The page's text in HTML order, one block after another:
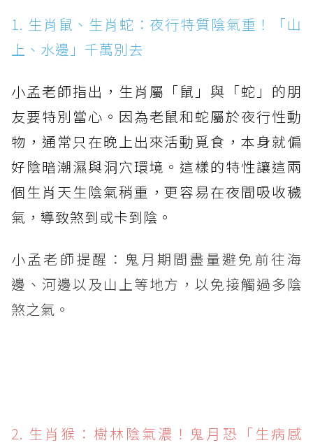
1. 生肖鼠、生肖蛇：夜行特質陰氣重！「山
上、水邊」千萬別去
小孟老師指出，生肖屬「鼠」與「蛇」的朋
友要特別當心。因為老鼠和蛇屬於夜行性動
物，通常只在晚上出來活動覓食，本身就偏
好陰暗潮濕與洞穴環境。這樣的特性讓這兩
個生肖天生陰氣稍重，更容易在夜間吸收穢
氣，導致煞到或卡到陰。
小孟老師提醒：鬼月期間盡量避免前往海
邊、河邊以及山上等地方，以免接觸過多陰
煞之氣。
2. 生肖猴：樹林陰氣濃！鬼月恐「生病感